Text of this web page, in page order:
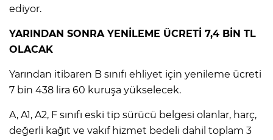
ediyor.
YARINDAN SONRA YENİLEME ÜCRETİ 7,4 BİN TL
OLACAK
Yarından itibaren B sınıfı ehliyet için yenileme ücreti
7 bin 438 lira 60 kuruşa yükselecek.
A, A1, A2, F sınıfı eski tip sürücü belgesi olanlar, harç,
değerli kağıt ve vakıf hizmet bedeli dahil toplam 3